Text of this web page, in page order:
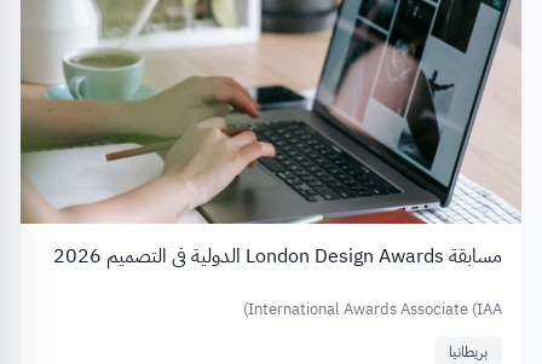
مسابقة London Design Awards الدولية في التصميم 2026
International Awards Associate (IAA)
بريطانيا